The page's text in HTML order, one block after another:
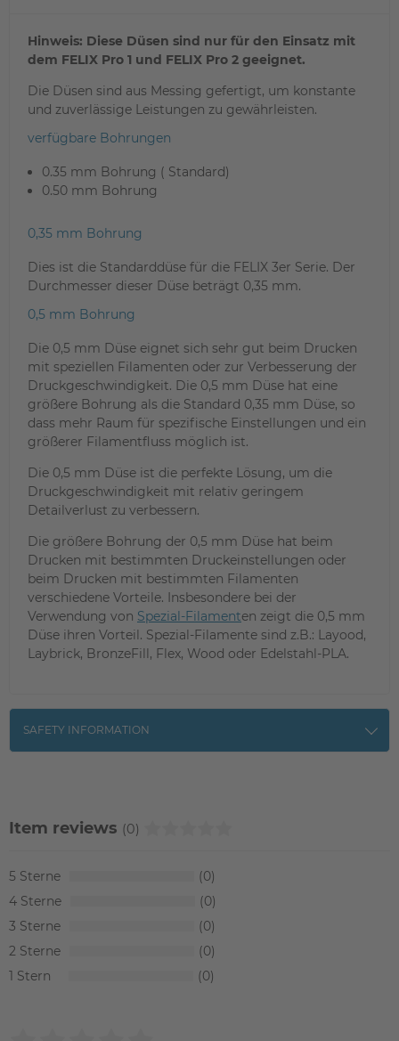
Hinweis: Diese Düsen sind nur für den Einsatz mit
dem FELIX Pro 1 und FELIX Pro 2 geeignet.
Die Düsen sind aus Messing gefertigt, um konstante
und zuverlässige Leistungen zu gewährleisten.
verfügbare Bohrungen
0.35 mm Bohrung ( Standard)
0.50 mm Bohrung
0,35 mm Bohrung
Dies ist die Standarddüse für die FELIX 3er Serie. Der
Durchmesser dieser Düse beträgt 0,35 mm.
0,5 mm Bohrung
Die 0,5 mm Düse eignet sich sehr gut beim Drucken
mit speziellen Filamenten oder zur Verbesserung der
Druckgeschwindigkeit. Die 0,5 mm Düse hat eine
größere Bohrung als die Standard 0,35 mm Düse, so
dass mehr Raum für spezifische Einstellungen und ein
größerer Filamentfluss möglich ist.
Die 0,5 mm Düse ist die perfekte Lösung, um die
Druckgeschwindigkeit mit relativ geringem
Detailverlust zu verbessern.
Die größere Bohrung der 0,5 mm Düse hat beim
Drucken mit bestimmten Druckeinstellungen oder
beim Drucken mit bestimmten Filamenten
verschiedene Vorteile. Insbesondere bei der
Verwendung von Spezial-Filamenten zeigt die 0,5 mm
Düse ihren Vorteil. Spezial-Filamente sind z.B.: Layood,
Laybrick, BronzeFill, Flex, Wood oder Edelstahl-PLA.
SAFETY INFORMATION
Item reviews (0)
5
0
4
0
3
0
2
0
1
0